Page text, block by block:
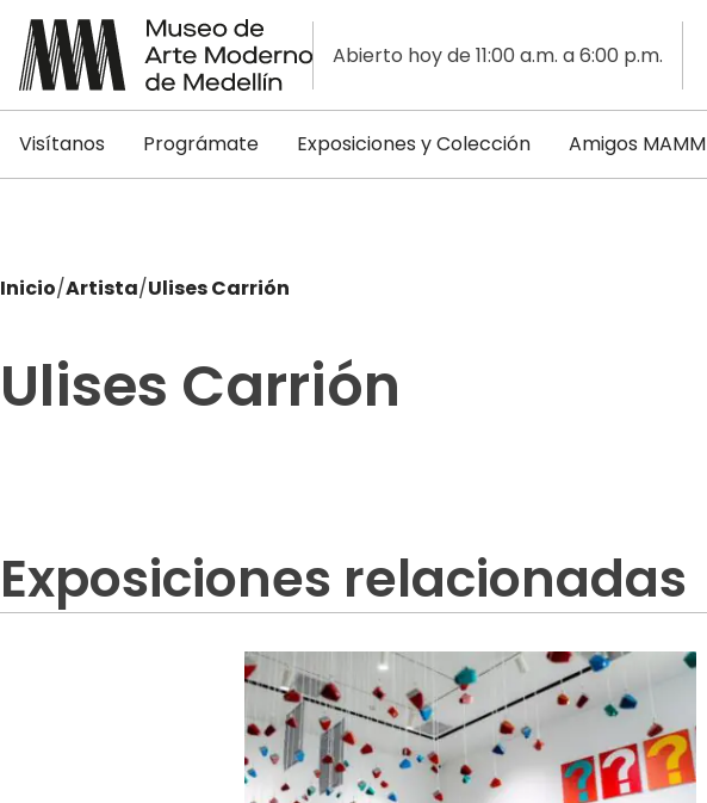
Abierto hoy de 11:00 a.m. a 6:00 p.m.
Visítanos Prográmate Exposiciones y Colección Amigos MAMM
Inicio/Artista/Ulises Carrión
Ulises Carrión
Exposiciones relacionadas